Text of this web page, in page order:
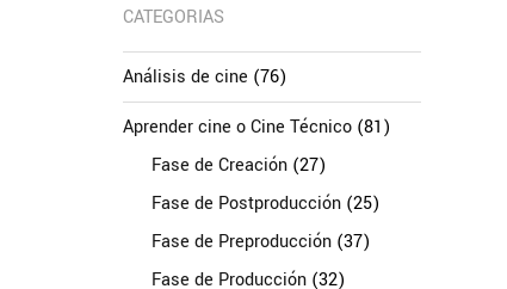
CATEGORIAS
Análisis de cine (76)
Aprender cine o Cine Técnico (81)
Fase de Creación (27)
Fase de Postproducción (25)
Fase de Preproducción (37)
Fase de Producción (32)